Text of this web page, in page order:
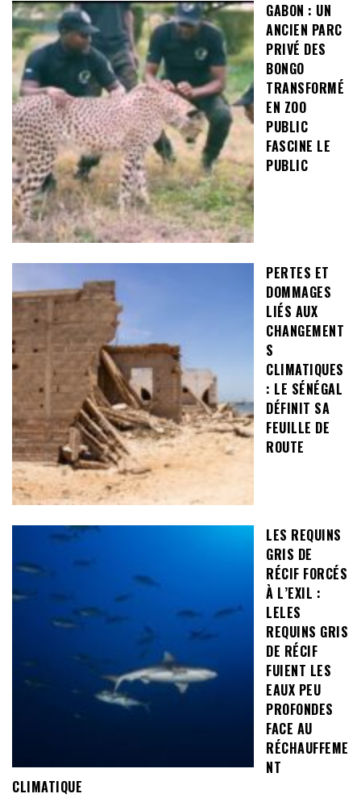
GABON : UN
ANCIEN PARC
PRIVÉ DES
BONGO
TRANSFORMÉ
EN ZOO
PUBLIC
FASCINE LE
PUBLIC
PERTES ET
DOMMAGES
LIÉS AUX
CHANGEMENT
S
CLIMATIQUES
: LE SÉNÉGAL
DÉFINIT SA
FEUILLE DE
ROUTE
LES REQUINS
GRIS DE
RÉCIF FORCÉS
À L’EXIL :
LELES
REQUINS GRIS
DE RÉCIF
FUIENT LES
EAUX PEU
PROFONDES
FACE AU
RÉCHAUFFEME
NT
CLIMATIQUE